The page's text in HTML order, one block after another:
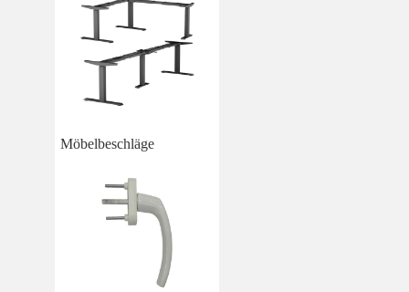
Möbelbeschläge